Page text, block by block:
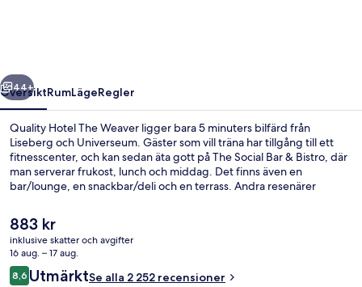
Nästa
44+
ÖversiktRumLägeRegler
Quality Hotel The Weaver ligger bara 5 minuters bilfärd från
Liseberg och Universeum. Gäster som vill träna har tillgång till ett
fitnesscenter, och kan sedan äta gott på The Social Bar & Bistro, där
man serverar frukost, lunch och middag. Det finns även en
bar/lounge, en snackbar/deli och en terrass. Andra resenärer
kort promenad från kollektivtrafik. Till Lackarebäck
spårvagnshållplats tar det 3 minuter att gå och till Krokslätts fabriker
spårvagnshållplats är det 6 minuter.
Det
nuvarande
priset
är
883 kr
883 kr
inklusive skatter och avgifter
16 aug. – 17 aug.
Recensioner
8,68,6 av 10,
UtmärktSe alla 2 252 recensioner